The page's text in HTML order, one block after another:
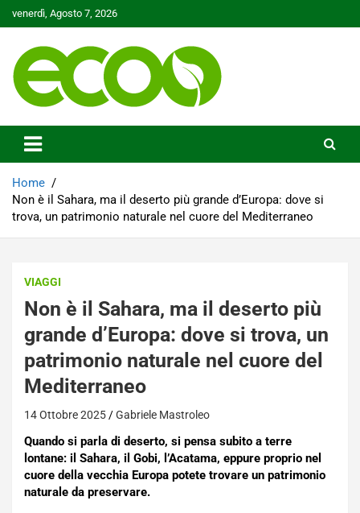
to
venerdì, Agosto 7, 2026
Ecoo.it
Home
Non è il Sahara, ma il deserto più grande d’Europa: dove si
trova, un patrimonio naturale nel cuore del Mediterraneo
VIAGGI
Non è il Sahara, ma il deserto più
grande d’Europa: dove si trova, un
patrimonio naturale nel cuore del
Mediterraneo
14 Ottobre 2025 Gabriele Mastroleo
Quando si parla di deserto, si pensa subito a terre
lontane: il Sahara, il Gobi, l’Acatama, eppure proprio nel
cuore della vecchia Europa potete trovare un patrimonio
naturale da preservare.